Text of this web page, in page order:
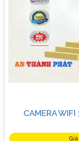
CAMERA